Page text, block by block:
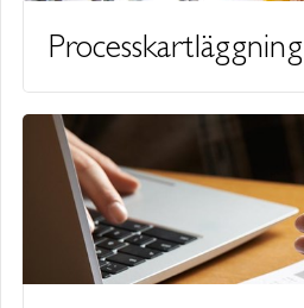
Processkartläggning